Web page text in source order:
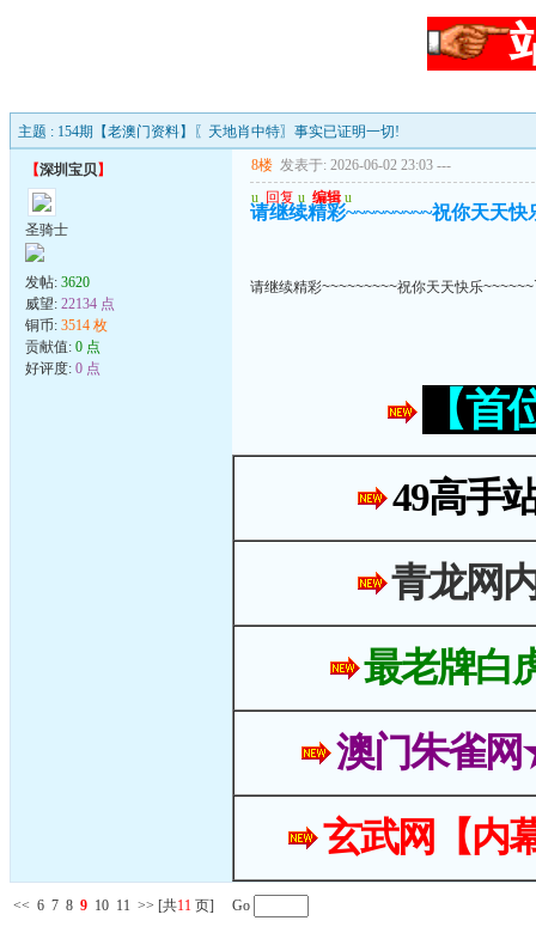
主题 : 154期【老澳门资料】〖天地肖中特〗事实已证明一切!
【深圳宝贝】
圣骑士
发帖: 3620
威望: 22134 点
铜币: 3514 枚
贡献值: 0 点
好评度: 0 点
8楼 发表于: 2026-06-02 23:03 ---
u 回复 u 编辑 u
请继续精彩~~~~~~~~~祝你天天快
请继续精彩~~~~~~~~~祝你天天快乐
【
49高手
青龙网
最老牌白
澳门朱雀
玄武网【内
<< 6 7 8 9 10 11 >> [共11 页] Go